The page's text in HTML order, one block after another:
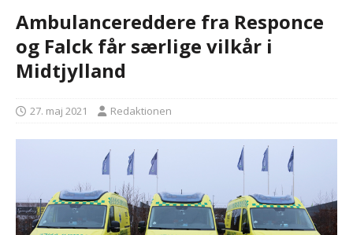
Ambulancereddere fra Responce
og Falck får særlige vilkår i
Midtjylland
27. maj 2021 Redaktionen